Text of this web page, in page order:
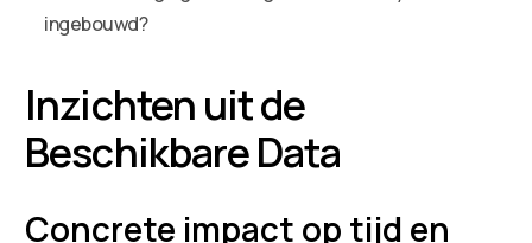
ingebouwd?
Inzichten uit de
Beschikbare Data
Concrete impact op tijd en